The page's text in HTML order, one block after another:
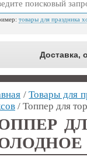
товары для праздника
Доставка,
/Товары для
/ Топпер для